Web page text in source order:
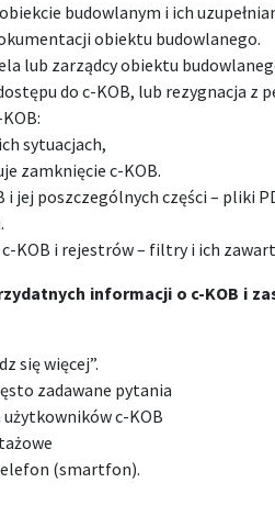
budowlanym i ich
obiektu budowlanego.
lub zarządcy obiektu
do c-KOB, lub rezygnacja z
sytuacjach,
zamknięcie c-KOB.
i jej poszczególnych części – pliki
KOB i rejestrów – filtry i ich
informacji o c-KOB i
się więcej”.
zadawane pytania
c-KOB
(smartfon).